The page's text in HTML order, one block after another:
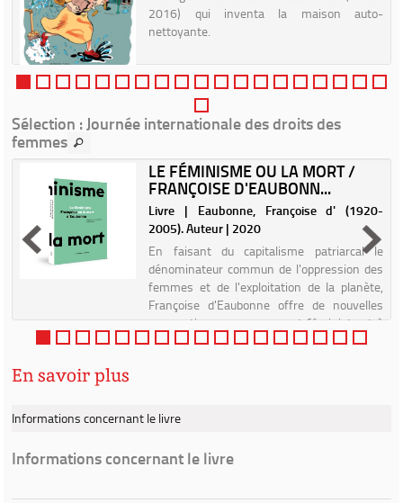
2016) qui inventa la maison auto-
nettoyante.
Sélection : Journée internationale des droits des
femmes
LE FÉMINISME OU LA MORT /
FRANÇOISE D'EAUBONN...
Livre | Eaubonne, Françoise d' (1920-
2005). Auteur | 2020
En faisant du capitalisme patriarcal le
dénominateur commun de l'oppression des
femmes et de l'exploitation de la planète,
Françoise d'Eaubonne offre de nouvelles
perspectives au mouvement féministe et à
la lutte écologiste. Pour ...
En savoir plus
Informations concernant le livre
Informations concernant le livre